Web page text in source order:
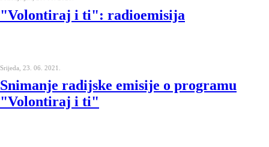
"Volontiraj i ti": radioemisija
Srijeda, 23. 06. 2021.
Snimanje radijske emisije o programu
"Volontiraj i ti"